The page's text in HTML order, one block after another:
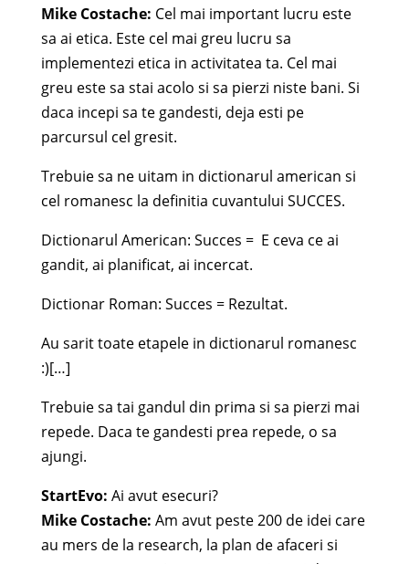
Mike Costache: Cel mai important lucru este
sa ai etica. Este cel mai greu lucru sa
implementezi etica in activitatea ta. Cel mai
greu este sa stai acolo si sa pierzi niste bani. Si
daca incepi sa te gandesti, deja esti pe
parcursul cel gresit.
Trebuie sa ne uitam in dictionarul american si
cel romanesc la definitia cuvantului SUCCES.
Dictionarul American: Succes = E ceva ce ai
gandit, ai planificat, ai incercat.
Dictionar Roman: Succes = Rezultat.
Au sarit toate etapele in dictionarul romanesc
:)[…]
Trebuie sa tai gandul din prima si sa pierzi mai
repede. Daca te gandesti prea repede, o sa
ajungi.
StartEvo: Ai avut esecuri?
Mike Costache: Am avut peste 200 de idei care
au mers de la research, la plan de afaceri si